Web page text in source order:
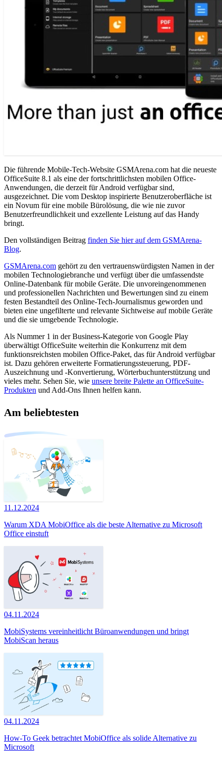
Die führende Mobile-Tech-Website GSMArena.com hat die neueste
OfficeSuite 8.1 als eine der fortschrittlichsten mobilen Office-
Anwendungen, die derzeit für Android verfügbar sind,
ausgezeichnet. Die vom Desktop inspirierte Benutzeroberfläche ist
ein Novum für eine mobile Bürolösung, die wie nie zuvor
Benutzerfreundlichkeit und exzellente Leistung auf das Handy
bringt.
Den vollständigen Beitrag finden Sie hier auf dem GSMArena-
Blog.
GSMArena.com gehört zu den vertrauenswürdigsten Namen in der
mobilen Technologiebranche und verfügt über die umfassendste
Online-Datenbank für mobile Geräte. Die unvoreingenommenen
und professionellen Nachrichten und Bewertungen sind zu einem
festen Bestandteil des Online-Tech-Journalismus geworden und
bieten eine ungefilterte und relevante Sichtweise auf mobile Geräte
und die sie umgebende Technologie.
Als Nummer 1 in der Business-Kategorie von Google Play
überwältigt OfficeSuite weiterhin die Konkurrenz mit dem
funktionsreichsten mobilen Office-Paket, das für Android verfügbar
ist. Dazu gehören erweiterte Formatierungssteuerung, PDF-
Auszeichnung und -Konvertierung, Wörterbuchunterstützung und
vieles mehr. Sehen Sie, wie unsere breite Palette an OfficeSuite-
Produkten und Add-Ons Ihnen helfen kann.
Am beliebtesten
11.12.2024
Warum XDA MobiOffice als die beste Alternative zu Microsoft
Office einstuft
04.11.2024
MobiSystems vereinheitlicht Büroanwendungen und bringt
MobiScan heraus
04.11.2024
How-To Geek betrachtet MobiOffice als solide Alternative zu
Microsoft